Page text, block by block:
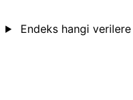
Endeks hangi